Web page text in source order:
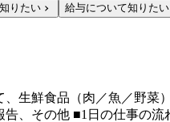
りたい 給与について知りたい
、生鮮食品（肉／魚／野
、その他 ■1日の仕事の